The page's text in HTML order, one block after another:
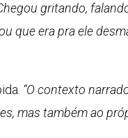
gritando,
que era pra ele
“O contexto
mas também ao